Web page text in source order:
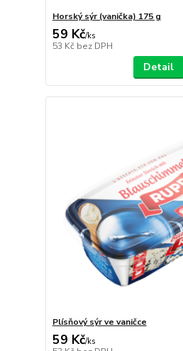
Horský sýr (vanička) 175 g
59 Kč/ks
53 Kč bez DPH
Detail
Plísňový sýr ve vaničce
59 Kč/ks